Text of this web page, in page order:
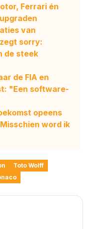
Ferrari én
van
sorry:
de steek
de FIA en
"Een software-
opeens
word ik
Toto Wolff